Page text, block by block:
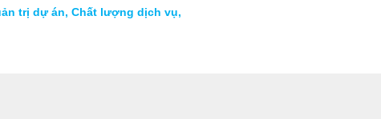
trị dự án, Chất lượng dịch vụ,